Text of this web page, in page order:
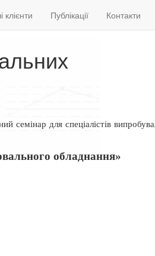
клієнти Публікації Контакти
семінар для спеціалістів
обладнання»